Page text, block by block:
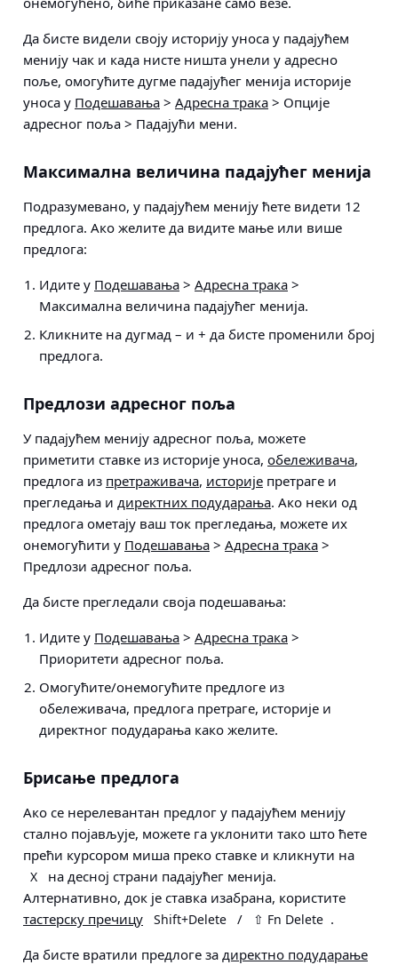
Да бисте видели своју историју уноса у падајућем
менију чак и када нисте ништа унели у адресно
поље, омогућите дугме падајућег менија историје
уноса у Подешавања > Адресна трака > Опције
адресног поља > Падајући мени.
Максимална величина падајућег менија
Подразумевано, у падајућем менију ћете видети 12
предлога. Ако желите да видите мање или више
предлога:
Идите у Подешавања > Адресна трака >
Максимална величина падајућег менија.
Кликните на дугмад – и + да бисте променили број
предлога.
Предлози адресног поља
У падајућем менију адресног поља, можете
приметити ставке из историје уноса, обележивача,
предлога из претраживача, историје претраге и
прегледања и директних подударања. Ако неки од
предлога ометају ваш ток прегледања, можете их
онемогућити у Подешавања > Адресна трака >
Предлози адресног поља.
Да бисте прегледали своја подешавања:
Идите у Подешавања > Адресна трака >
Приоритети адресног поља.
Омогућите/онемогућите предлоге из
обележивача, предлога претраге, историје и
директног подударања како желите.
Брисање предлога
Ако се нерелевантан предлог у падајућем менију
стално појављује, можете га уклонити тако што ћете
прећи курсором миша преко ставке и кликнути на
X
на десној страни падајућег менија.
Алтернативно, док је ставка изабрана, користите
тастерску пречицу
Shift+Delete / ⇧ Fn Delete .
Да бисте вратили предлоге за директно подударање